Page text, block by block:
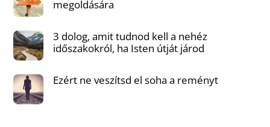
megoldására
3 dolog, amit tudnod kell a nehéz
időszakokról, ha Isten útját járod
Ezért ne veszítsd el soha a reményt